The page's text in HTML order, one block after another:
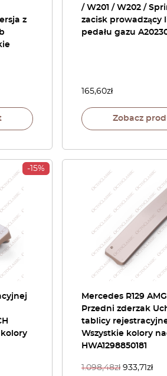
z
/ W201 / W202 /
zacisk prowadzący
pedału gazu
165,60zł
Zobacz
-15%
Mercedes R129
Przedni zderzak
tablicy
Wszystkie kolory
HWA1298850181
1.098,48zł 933,71 zł